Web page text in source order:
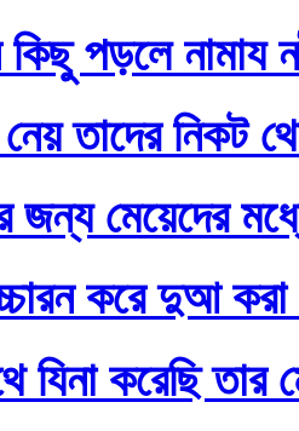
কিছু পড়লে নামায
নেয় তাদের নিকট
জন্য মেয়েদের
করে দুআ করা
যিনা করেছি তার